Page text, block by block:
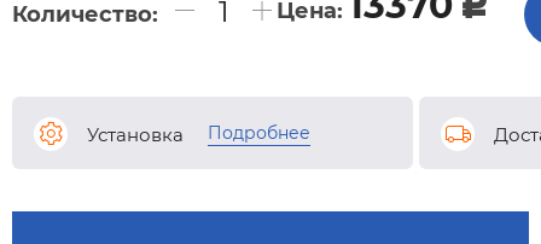
Количество: Цена:
Установка Подробнее